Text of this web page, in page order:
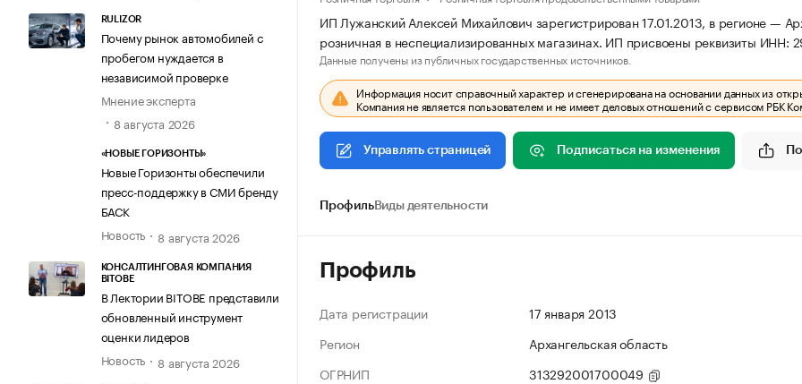
RULIZOR
Почему рынок автомобилей с
пробегом нуждается в
независимой проверке
Мнение эксперта
8 августа 2026
«НОВЫЕ ГОРИЗОНТЫ»
Новые Горизонты обеспечили
пресс-поддержку в СМИ бренду
БАСК
Новость
8 августа 2026
КОНСАЛТИНГОВАЯ КОМПАНИЯ
BITOBE
В Лектории BITOBE представили
обновленный инструмент
оценки лидеров
Новость
8 августа 2026
ИП Лужанский Алексей Михайлович зарегистрирован 17.01.2013, в регионе —
розничная в неспециализированных магазинах. ИП присвоены реквизиты
Данные получены из публичных государственных источников.
Информация носит справочный характер и сгенерирована на основании данных из
Компания не является пользователем и не имеет деловых отношений с сервисом РБК
Управлять страницей Подписаться на изменения
ПрофильВиды деятельности
Профиль
Дата регистрации
17 января 2013
Регион
Архангельская область
ОГРНИП
313292001700049